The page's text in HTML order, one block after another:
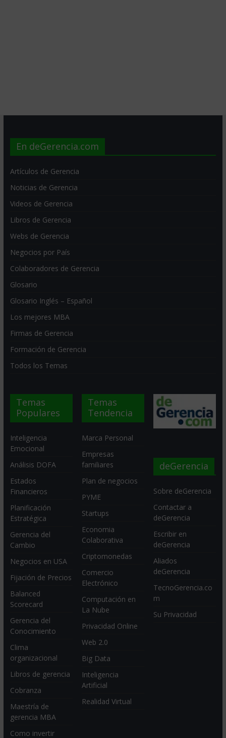
En deGerencia.com
Artículos de Gerencia
Noticias de Gerencia
Videos de Gerencia
Libros de Gerencia
Webs de Gerencia
Negocios por País
Colaboradores de Gerencia
Glosario
Glosario Inglés – Español
Los mejores MBA
Firmas de Gerencia
Formación de Gerencia
Todos los Temas
Temas
Populares
Inteligencia
Emocional
Análisis DOFA
Estados
Financieros
Planificación
Estratégica
Gerencia del
Cambio
Negocios en USA
Fijación de Precios
Balanced
Scorecard
Gerencia del
Conocimiento
Clima
organizacional
Libros de gerencia
Cobranza
Maestría de
gerencia MBA
Como invertir
Temas
Tendencia
Marca Personal
Empresas
familiares
Plan de negocios
PYME
Startups
Economia
Colaborativa
Criptomonedas
Comercio
Electrónico
Computación en
La Nube
Privacidad Online
Web 2.0
Big Data
Inteligencia
Artificial
Realidad Virtual
deGerencia
Sobre deGerencia
Contactar a
deGerencia
Escribir en
deGerencia
Aliados
deGerencia
TecnoGerencia.co
m
Su Privacidad